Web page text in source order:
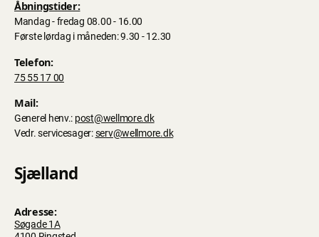
Åbningstider:
Mandag - fredag 08.00 - 16.00
Første lørdag i måneden: 9.30 - 12.30
Telefon:
75 55 17 00
Mail:
Generel henv.: post@wellmore.dk
Vedr. servicesager:serv@wellmore.dk
Sjælland
Adresse:
Søgade 1A